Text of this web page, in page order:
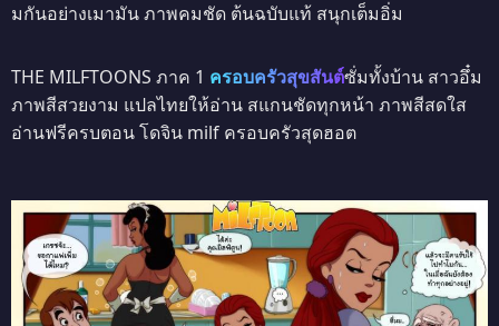
มกันอย่างเมามัน ภาพคมชัด ต้นฉบับแท้ สนุกเต็มอิ่ม
THE MILFTOONS ภาค 1 ครอบครัวสุขสันต์ซั่มทั้งบ้าน สาวอึ๋ม
ภาพสีสวยงาม แปลไทยให้อ่าน สแกนชัดทุกหน้า ภาพสีสดใส
อ่านฟรีครบตอน โดจิน milf ครอบครัวสุดฮอต